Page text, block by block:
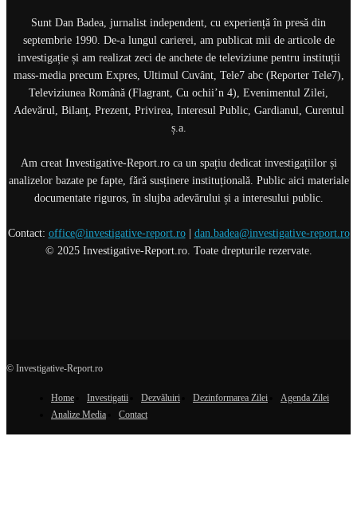
Sunt Dan Badea, jurnalist independent, cu experiență în presă din
septembrie 1990. De-a lungul carierei, am publicat mii de articole de
investigație și am realizat zeci de anchete de televiziune pentru instituții
mass-media precum Expres, Ultimul Cuvânt, Tele7 abc (Reporter Tele7),
Televiziunea Română (Flagrant, Cu ochii’n 4), Evenimentul Zilei,
Adevărul, Bilanț, Prezent, Privirea, Interesul Public, Gardianul, Curentul
ș.a.
Am creat Investigative-Report.ro ca un spațiu dedicat investigațiilor și
analizelor bazate pe fapte, fără susținere instituțională. Public aici materiale
documentate riguros, în slujba adevărului și a interesului public.
Contact: office@investigative-report.ro| dan.badea@investigative-report.ro
© 2025 Investigative-Report.ro. Toate drepturile rezervate.
© Investigative-Report.ro
Home Investigatii Dezvăluiri Dezinformarea Zilei
Agenda Zilei
Analize Media
Contact